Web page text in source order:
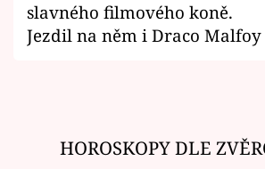
slavného filmového koně.
Jezdil na něm i Draco Malfoy
HOROSKOPY DLE